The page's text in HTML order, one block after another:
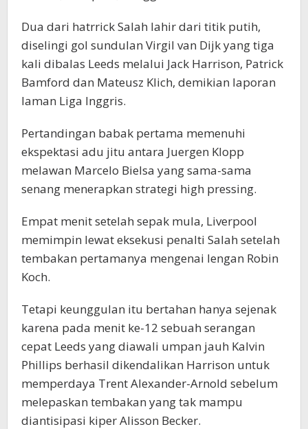
Dua dari hatrrick Salah lahir dari titik putih,
diselingi gol sundulan Virgil van Dijk yang tiga
kali dibalas Leeds melalui Jack Harrison, Patrick
Bamford dan Mateusz Klich, demikian laporan
laman Liga Inggris.
Pertandingan babak pertama memenuhi
ekspektasi adu jitu antara Juergen Klopp
melawan Marcelo Bielsa yang sama-sama
senang menerapkan strategi high pressing.
Empat menit setelah sepak mula, Liverpool
memimpin lewat eksekusi penalti Salah setelah
tembakan pertamanya mengenai lengan Robin
Koch.
Tetapi keunggulan itu bertahan hanya sejenak
karena pada menit ke-12 sebuah serangan
cepat Leeds yang diawali umpan jauh Kalvin
Phillips berhasil dikendalikan Harrison untuk
memperdaya Trent Alexander-Arnold sebelum
melepaskan tembakan yang tak mampu
diantisipasi kiper Alisson Becker.